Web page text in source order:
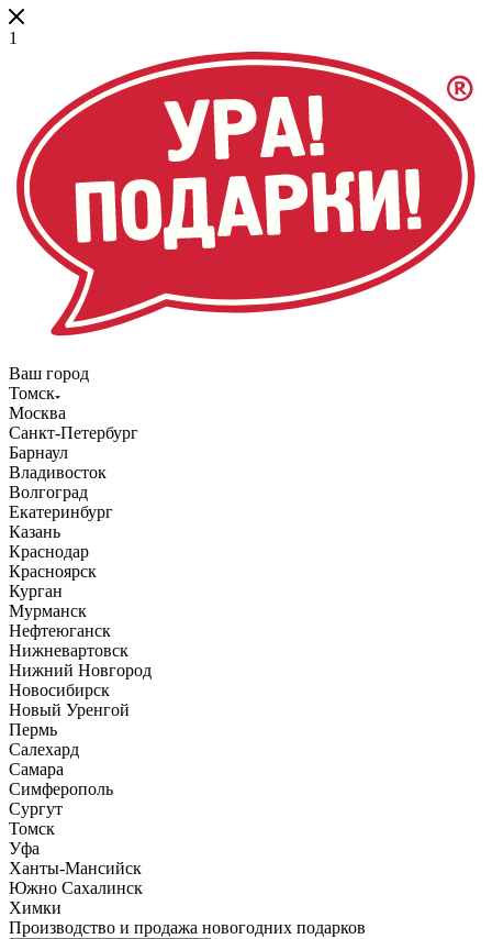
1
Ваш город
Томск
Москва
Санкт-Петербург
Барнаул
Владивосток
Волгоград
Екатеринбург
Казань
Краснодар
Красноярск
Курган
Мурманск
Нефтеюганск
Нижневартовск
Нижний Новгород
Новосибирск
Новый Уренгой
Пермь
Салехард
Самара
Симферополь
Сургут
Томск
Уфа
Ханты-Мансийск
Южно Сахалинск
Химки
Производство и продажа новогодних подарков